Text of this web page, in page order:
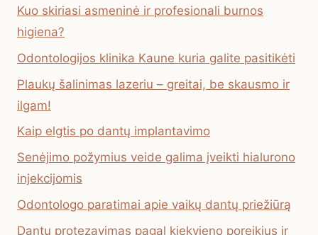
Kuo skiriasi asmeninė ir profesionali burnos
higiena?
Odontologijos klinika Kaune kuria galite pasitikėti
Plaukų šalinimas lazeriu – greitai, be skausmo ir
ilgam!
Kaip elgtis po dantų implantavimo
Senėjimo požymius veide galima įveikti hialurono
injekcijomis
Odontologo paratimai apie vaikų dantų priežiūrą
Dantų protezavimas pagal kiekvieno poreikius ir